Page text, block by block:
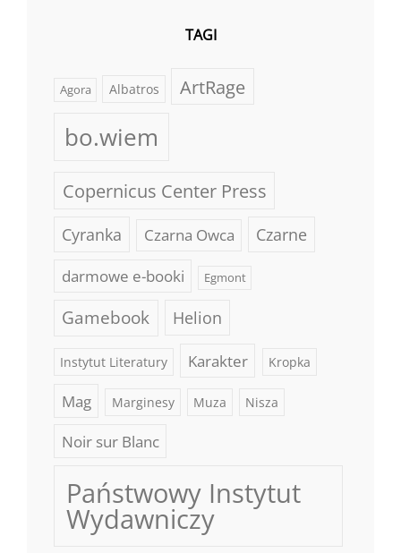
TAGI
Agora Albatros ArtRage
bo.wiem
Copernicus Center Press
Cyranka Czarna Owca
Czarne
darmowe e-booki
Egmont
Gamebook Helion
Instytut Literatury Karakter Kropka
Mag Marginesy Muza Nisza
Noir sur Blanc
Państwowy Instytut
Wydawniczy